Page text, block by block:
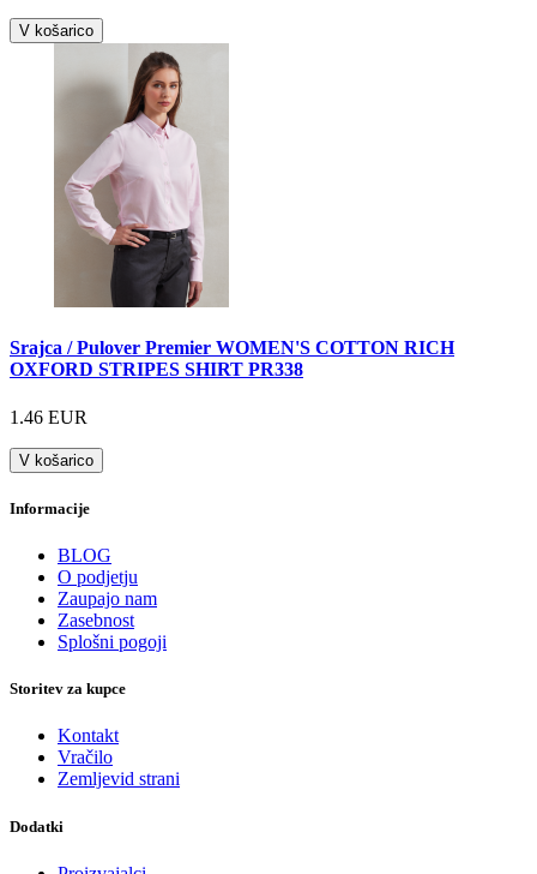
V košarico
Srajca / Pulover Premier WOMEN'S COTTON RICH
OXFORD STRIPES SHIRT PR338
1.46 EUR
V košarico
Informacije
BLOG
O podjetju
Zaupajo nam
Zasebnost
Splošni pogoji
Storitev za kupce
Kontakt
Vračilo
Zemljevid strani
Dodatki